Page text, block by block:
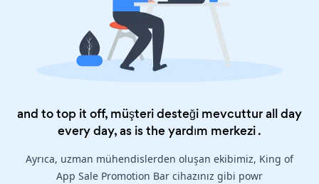
and to top it off, müşteri desteği mevcuttur all day
every day, as is theyardım merkezi.
Ayrıca, uzman mühendislerden oluşan ekibimiz, King of
App Sale Promotion Bar cihazınız gibi powr